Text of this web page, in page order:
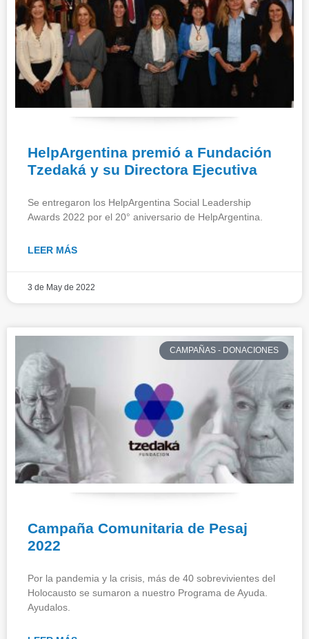
HelpArgentina premió a Fundación
Tzedaká y su Directora Ejecutiva
Se entregaron los HelpArgentina Social Leadership
Awards 2022 por el 20° aniversario de HelpArgentina.
LEER MÁS
3 de May de 2022
CAMPAÑAS - DONACIONES
Campaña Comunitaria de Pesaj
2022
Por la pandemia y la crisis, más de 40 sobrevivientes del
Holocausto se sumaron a nuestro Programa de Ayuda.
Ayudalos.